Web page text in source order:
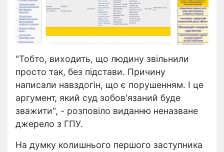
"Тобто, виходить, що людину звільнили
просто так, без підстави. Причину
написали навздогін, що є порушенням. І це
аргумент, який суд зобов'язаний буде
зважити", - розповіло виданню неназване
джерело з ГПУ.
На думку колишнього першого заступника